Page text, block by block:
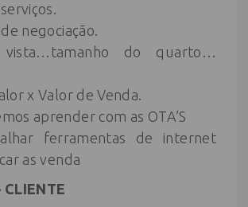
negociação.
vista…tamanho do quarto…
x Valor de Venda.
aprender com as OTA’S
ferramentas de internet
as venda